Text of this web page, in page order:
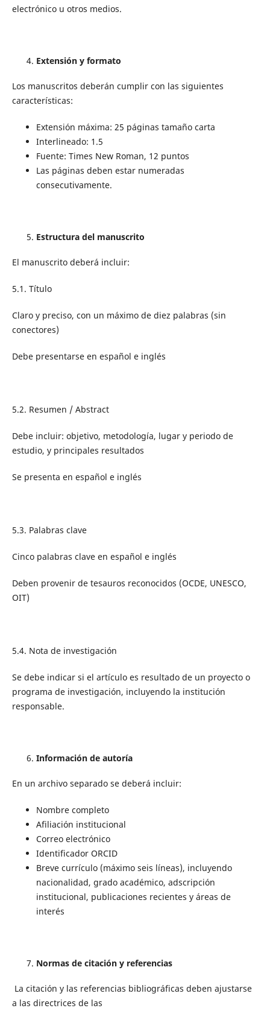
electrónico u otros medios.
Extensión y formato
Los manuscritos deberán cumplir con las siguientes
características:
Extensión máxima: 25 páginas tamaño carta
Interlineado: 1.5
Fuente: Times New Roman, 12 puntos
Las páginas deben estar numeradas
consecutivamente.
Estructura del manuscrito
El manuscrito deberá incluir:
5.1. Título
Claro y preciso, con un máximo de diez palabras (sin
conectores)
Debe presentarse en español e inglés
5.2. Resumen / Abstract
Debe incluir: objetivo, metodología, lugar y periodo de
estudio, y principales resultados
Se presenta en español e inglés
5.3. Palabras clave
Cinco palabras clave en español e inglés
Deben provenir de tesauros reconocidos (OCDE, UNESCO,
OIT)
5.4. Nota de investigación
Se debe indicar si el artículo es resultado de un proyecto o
programa de investigación, incluyendo la institución
responsable.
Información de autoría
En un archivo separado se deberá incluir:
Nombre completo
Afiliación institucional
Correo electrónico
Identificador ORCID
Breve currículo (máximo seis líneas), incluyendo
nacionalidad, grado académico, adscripción
institucional, publicaciones recientes y áreas de
interés
Normas de citación y referencias
La citación y las referencias bibliográficas deben ajustarse
a las directrices de las